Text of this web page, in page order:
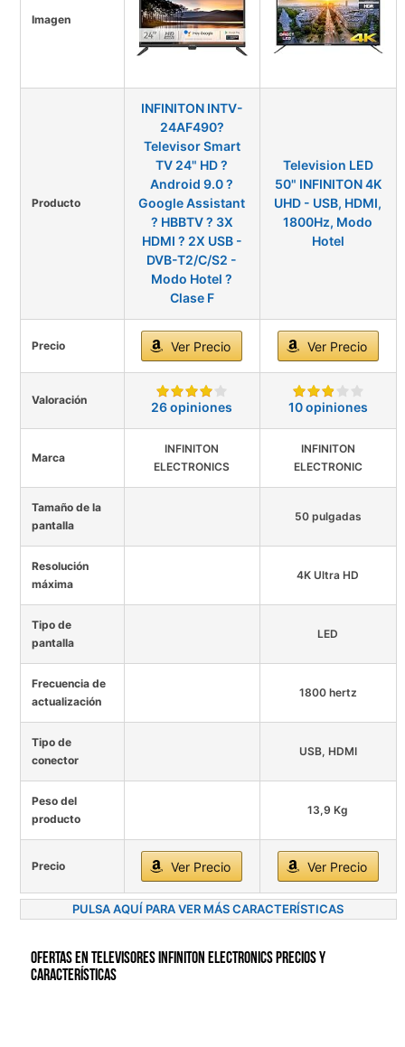
Imagen
Producto
INFINITON INTV-
24AF490?
Televisor Smart
TV 24" HD ?
Android 9.0 ?
Google Assistant
? HBBTV ? 3X
HDMI ? 2X USB -
DVB-T2/C/S2 -
Modo Hotel ?
Clase F
Television LED
50" INFINITON 4K
UHD - USB, HDMI,
1800Hz, Modo
Hotel
Precio Ver Precio Ver Precio
Valoración 26 opiniones 10 opiniones
Marca
INFINITON
ELECTRONICS
INFINITON
ELECTRONIC
Tamaño de la
pantalla
50 pulgadas
Resolución
máxima
4K Ultra HD
Tipo de
pantalla
LED
Frecuencia de
actualización
1800 hertz
Tipo de
conector
USB, HDMI
Peso del
producto
13,9 Kg
Precio Ver Precio Ver Precio
PULSA AQUÍ PARA VER MÁS CARACTERÍSTICAS
Ofertas en Televisores INFINITON ELECTRONICS precios y
características